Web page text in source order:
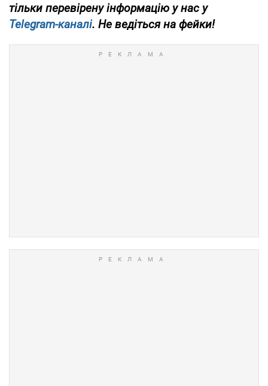
тільки перевірену інформацію у нас у
Telegram-каналі. Не ведіться на фейки!